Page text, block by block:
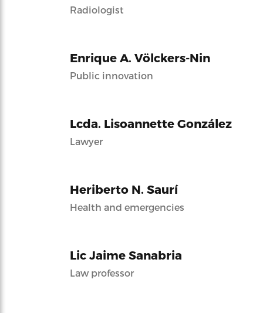
Radiologist
Enrique A. Völckers-Nin
Public innovation
Lcda. Lisoannette González
Lawyer
Heriberto N. Saurí
Health and emergencies
Lic Jaime Sanabria
Law professor